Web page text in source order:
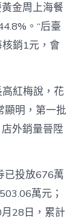
金周上海餐
。“后臺
銷1元，會
紅梅說，花
顯明，第一批
外銷量晉陞
已投放676萬
萬元；
28日，累計